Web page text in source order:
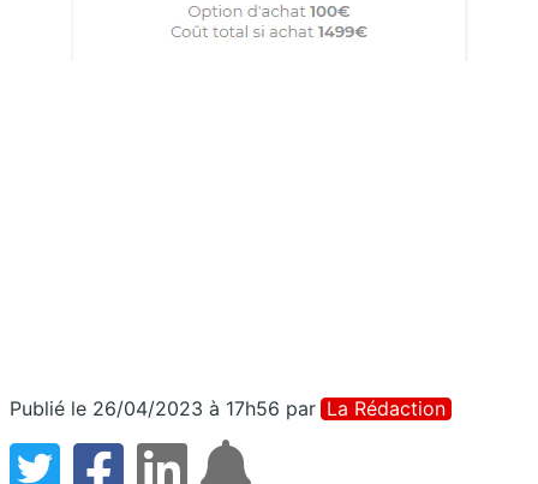
Publié le 26/04/2023 à 17h56 par La Rédaction